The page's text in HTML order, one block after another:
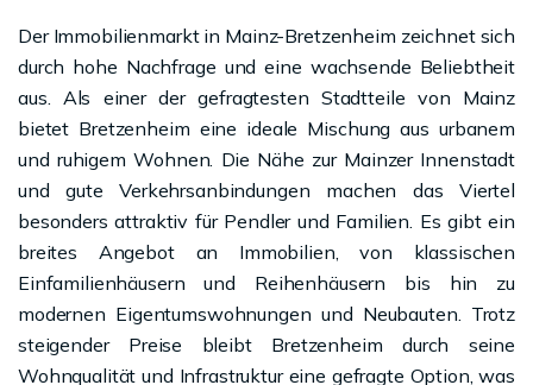
Der Immobilienmarkt in Mainz-Bretzenheim zeichnet sich
durch hohe Nachfrage und eine wachsende Beliebtheit
aus. Als einer der gefragtesten Stadtteile von Mainz
bietet Bretzenheim eine ideale Mischung aus urbanem
und ruhigem Wohnen. Die Nähe zur Mainzer Innenstadt
und gute Verkehrsanbindungen machen das Viertel
besonders attraktiv für Pendler und Familien. Es gibt ein
breites Angebot an Immobilien, von klassischen
Einfamilienhäusern und Reihenhäusern bis hin zu
modernen Eigentumswohnungen und Neubauten. Trotz
steigender Preise bleibt Bretzenheim durch seine
Wohnqualität und Infrastruktur eine gefragte Option, was